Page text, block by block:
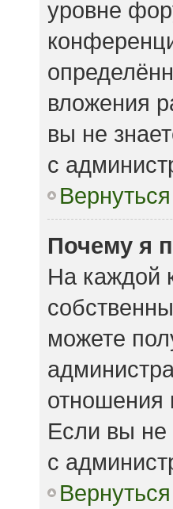
уровне
вложения
вы не
с
Почему я
На каждой
можете
отношения
Если вы не
с